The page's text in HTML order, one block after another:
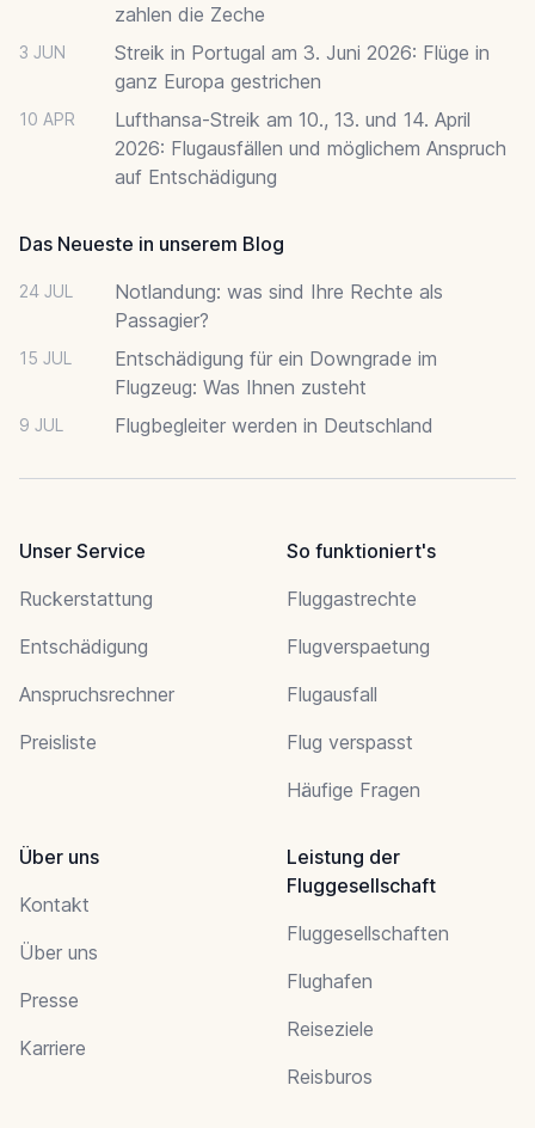
zahlen die Zeche
3 JUN
Streik in Portugal am 3. Juni 2026: Flüge in
ganz Europa gestrichen
10 APR
Lufthansa-Streik am 10., 13. und 14. April
2026: Flugausfällen und möglichem Anspruch
auf Entschädigung
Das Neueste in unserem Blog
24 JUL
Notlandung: was sind Ihre Rechte als
Passagier?
15 JUL
Entschädigung für ein Downgrade im
Flugzeug: Was Ihnen zusteht
9 JUL Flugbegleiter werden in Deutschland
Unser Service
Ruckerstattung
Entschädigung
Anspruchsrechner
Preisliste
So funktioniert's
Fluggastrechte
Flugverspaetung
Flugausfall
Flug verspasst
Häufige Fragen
Über uns
Kontakt
Über uns
Presse
Karriere
Leistung der
Fluggesellschaft
Fluggesellschaften
Flughafen
Reiseziele
Reisburos